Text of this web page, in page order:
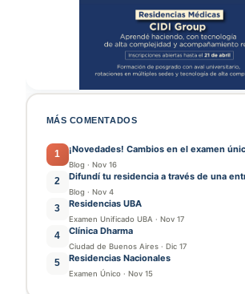
MÁS COMENTADOS
1 ¡Novedades! Cambios en el examen
Blog · Nov 16
2 Difundí tu residencia a través de una
Blog · Nov 4
3 Residencias UBA
Examen Unificado UBA · Nov 17
4 Clínica Dharma
Ciudad de Buenos Aires · Dic 17
5 Residencias Nacionales
Examen Único · Nov 15